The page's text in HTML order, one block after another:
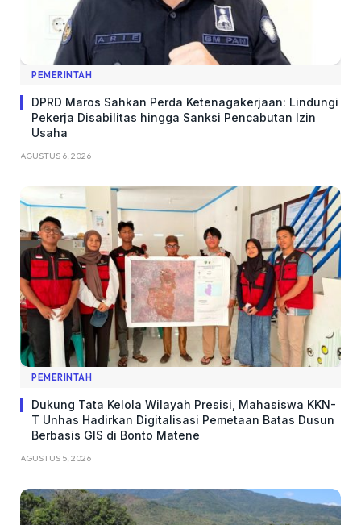
PEMERINTAH
DPRD Maros Sahkan Perda Ketenagakerjaan: Lindungi
Pekerja Disabilitas hingga Sanksi Pencabutan Izin
Usaha
AGUSTUS 6, 2026
PEMERINTAH
Dukung Tata Kelola Wilayah Presisi, Mahasiswa KKN-
T Unhas Hadirkan Digitalisasi Pemetaan Batas Dusun
Berbasis GIS di Bonto Matene
AGUSTUS 5, 2026